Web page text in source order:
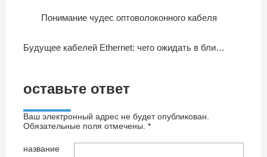
Понимание чудес оптоволоконного кабеля
Будущее кабелей Ethernet: чего ожидать в ближайшие годы
оставьте ответ
Ваш электронный адрес не будет опубликован.
Обязательные поля отмечены. *
название